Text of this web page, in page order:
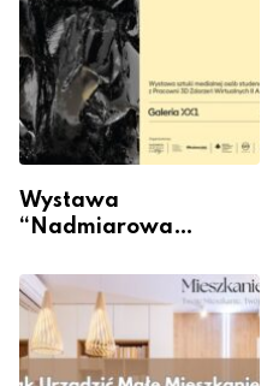
Wystawa
“Nadmiarowa
Galerii XX1